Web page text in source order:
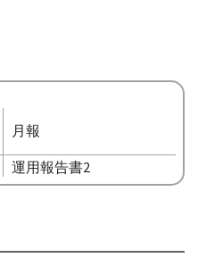
月報
運用報告書2